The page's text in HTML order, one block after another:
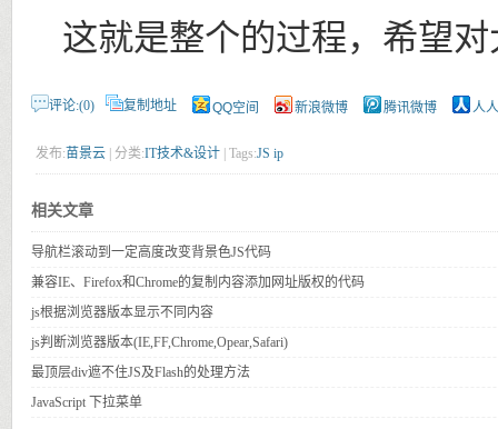
这就是整个的过程，希望
评论:(0) 复制地址 QQ空间 新浪微博 腾讯微博 人
发布:苗景云 | 分类:IT技术&设计 | Tags:JS ip
相关文章
导航栏滚动到一定高度改变背景色JS代码
兼容IE、Firefox和Chrome的复制内容添加网址版权的代码
js根据浏览器版本显示不同内容
js判断浏览器版本(IE,FF,Chrome,Opear,Safari)
最顶层div遮不住JS及Flash的处理方法
JavaScript 下拉菜单